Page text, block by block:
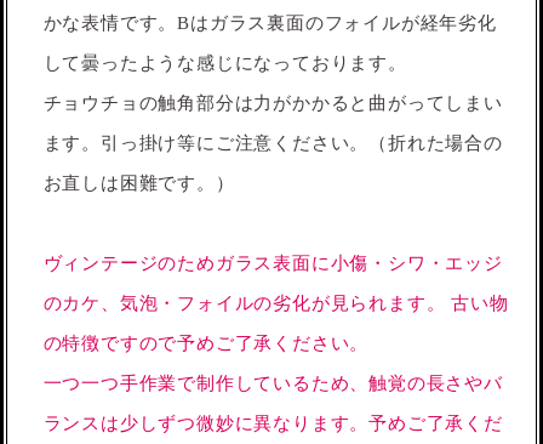
かな表情です。Bはガラス裏面のフォイルが経年劣化
して曇ったような感じになっております。
チョウチョの触角部分は力がかかると曲がってしまい
ます。引っ掛け等にご注意ください。（折れた場合の
お直しは困難です。）
ヴィンテージのためガラス表面に小傷・シワ・エッジ
のカケ、気泡・フォイルの劣化が見られます。 古い物
の特徴ですので予めご了承ください。
一つ一つ手作業で制作しているため、触覚の長さやバ
ランスは少しずつ微妙に異なります。予めご了承くだ